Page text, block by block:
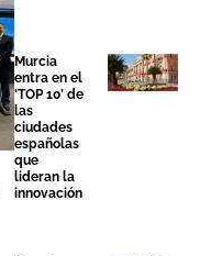
Murcia
entra en el
‘TOP 10’ de
las
ciudades
españolas
que
lideran la
innovación